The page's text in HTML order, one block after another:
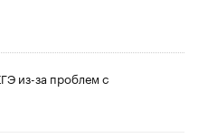
из-за проблем с